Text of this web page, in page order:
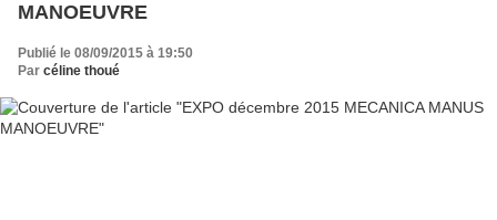
MANOEUVRE
Publié le 08/09/2015 à 19:50
Par céline thoué